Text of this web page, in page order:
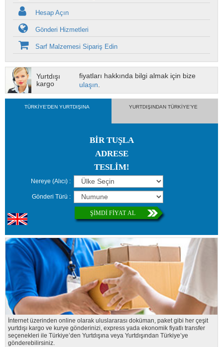
Hesap Açın
Gönderi Hizmetleri
Sarf Malzemesi Sipariş Edin
Yurtdışı
kargo
fiyatları hakkında bilgi almak için bize
ulaşın
TÜRKİYE'DEN YURTDIŞINA YURTDIŞINDAN TÜRKİYE'YE
BİR TUŞLA
ADRESE
TESLİM!
Nereye (Alıcı)
Gönderi Türü
ŞİMDİ FİYAT AL
İnternet üzerinden online olarak uluslararası doküman, paket gibi her çeşit
yurtdışı kargo ve kurye gönderinizi, express yada ekonomik fiyatlı transfer
seçenekleri ile Türkiye’den Yurtdışına veya Yurtdışından Türkiye’ye
gönderebilirsiniz.